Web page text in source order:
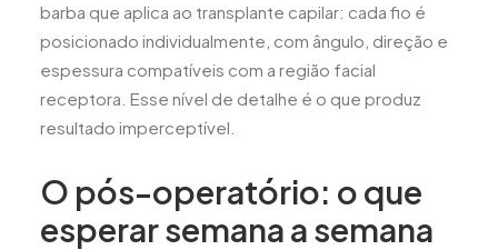
barba que aplica ao transplante capilar: cada fio é
posicionado individualmente, com ângulo, direção e
espessura compatíveis com a região facial
receptora. Esse nível de detalhe é o que produz
resultado imperceptível.
O pós-operatório: o que
esperar semana a semana